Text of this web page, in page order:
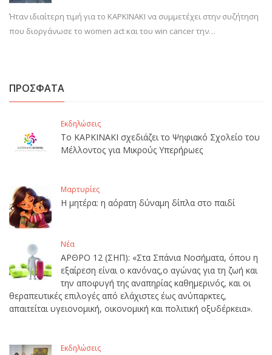
Ήταν ιδιαίτερη τιμή για το ΚΑΡΚΙΝΑΚΙ να συμμετέχει στην συζήτηση
που διοργάνωσε το women act και του win cancer την…
ΠΡΟΣΦΑΤΑ
Εκδηλώσεις
Το ΚΑΡΚΙΝΑΚΙ σχεδιάζει το Ψηφιακό Σχολείο του
Μέλλοντος για Μικρούς Υπερήρωες
Μαρτυρίες
Η μητέρα: η αόρατη δύναμη δίπλα στο παιδί
Νέα
ΑΡΘΡΟ 12 (ΣΗΠ): «Στα Σπάνια Νοσήματα, όπου η
εξαίρεση είναι ο κανόνας,ο αγώνας για τη ζωή και
την αποφυγή της αναπηρίας καθημερινός, και οι
θεραπευτικές επιλογές από ελάχιστες έως ανύπαρκτες,
απαιτείται υγειονομική, οικονομική και πολιτική οξυδέρκεια».
Εκδηλώσεις